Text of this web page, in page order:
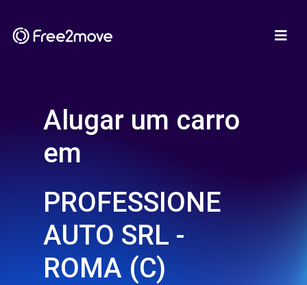
Alugar um carro
em
PROFESSIONE
AUTO SRL -
ROMA (C)